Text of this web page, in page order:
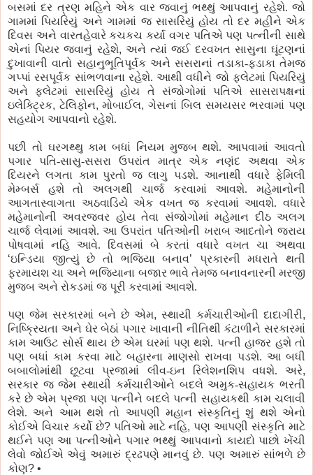
બસમાં દર ત્રણ મહિને એક વાર જવાનું ભથ્થું આપવાનું રહેશે. જો
ગામમાં પિયરિયું અને ગામમાં જ સાસરિયું હોય તો દર મહીને એક
દિવસ અને વારતહેવારે કચકચ કર્યા વગર પતિએ પણ પત્નીની સાથે
એનાં પિયર જવાનું રહેશે, અને ત્યાં જઈ દરવખત સાસુના ઘૂંટણનાં
દુખાવાની વાતો સહાનુભૂતિપૂર્વક અને સસરાનાં તડાકા-ફડાકા તેમજ
ગપ્પાં રસપૂર્વક સાંભળવાના રહેશે. આથી વધીને જો ફ્લેટમાં પિયરિયું
અને ફ્લેટમાં સાસરિયું હોય તે સંજોગોમાં પતિએ સાસરાપક્ષનાં
ઇલેક્ટ્રિક, ટેલિફોન,મોબાઈલ,ગેસનાં બિલ સમયસર ભરવામાં પણ
સહયોગ આપવાનો રહેશે.
પછી તો ઘરગથ્થુ કામ બધાં નિયમ મુજબ થશે. આપવામાં આવતો
પગાર પતિ-સાસુ-સસરા ઉપરાંત માત્ર એક નણંદ અથવા એક
દિયરને લગતા કામ પુરતો જ લાગુ પડશે. આનાથી વધારે ફેમિલી
મેમ્બર્સ હશે તો અલગથી ચાર્જ કરવામાં આવશે. મહેમાનોની
આગતાસ્વાગતા અઠવાડિયે એક વખત જ કરવામાં આવશે. વધારે
મહેમાનોની અવરજવર હોય તેવા સંજોગોમાં મહેમાન દીઠ અલગ
ચાર્જ લેવામાં આવશે. આ ઉપરાંત પતિઓની ખરાબ આદતોને જરાય
પોષવામાં નહિ આવે. દિવસમાં બે કરતાં વધારે વખત ચા અથવા
‘ઇન્ડિયા જીત્યું છે તો ભજિયા બનાવ’ પ્રકારની મધરાતે થતી
ફરમાયશ ચા અને ભજિયાના બજાર ભાવે તેમજ બનાવનારની મરજી
મુજબ અને રોકડમાં જ પૂરી કરવામાં આવશે.
પણ જેમ સરકારમાં બને છે એમ, સ્થાયી કર્મચારીઓની દાદાગીરી,
નિષ્ક્રિયતા અને ઘેર બેઠાં પગાર ખાવાની નીતિથી કંટાળીને સરકારમાં
કામ આઉટ સોર્સ થાય છે એમ ઘરમાં પણ થશે. પત્ની હાજર હશે તો
પણ બધાં કામ કરવા માટે બહારના માણસો રાખવા પડશે. આ બધી
બબાલોમાંથી છૂટવા પ્રજામાં લીવ-ઇન રિલેશનશિપ વધશે. અરે,
સરકાર જ જેમ સ્થાયી કર્મચારીઓને બદલે અમુક-સહાયક ભરતી
કરે છે એમ પ્રજા પણ પત્નીને બદલે પત્ની સહાયકથી કામ ચલાવી
લેશે. અને આમ થશે તો આપણી મહાન સંસ્કૃતિનું શું થશે એનો
કોઈએ વિચાર કર્યો છે? પતિઓ માટે નહિ,પણ આપણી સંસ્કૃતિ માટે
થઈને પણ આ પત્નીઓને પગાર ભથ્થું આપવાનો કાયદો પાછો ખેંચી
લેવો જોઈએ એવું અમારું દ્રઢપણે માનવું છે. પણ અમારું સાંભળે છે
કોણ? •